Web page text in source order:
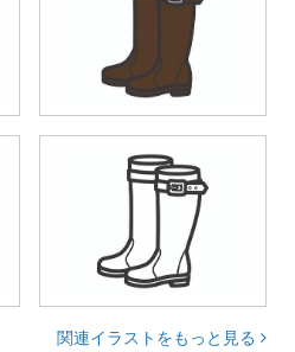
関連イラストをもっと見る